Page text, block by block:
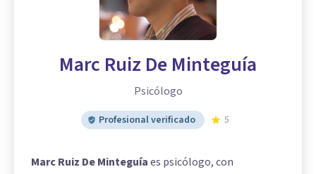
Marc Ruiz De Minteguía
Psicólogo
Profesional verificado 5
Marc Ruiz De Minteguíaes psicólogo, con